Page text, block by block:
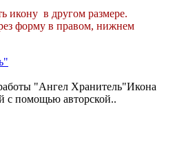
икону в другом размере.
форму в правом, нижнем
"Ангел Хранитель"Икона
с помощью авторской..